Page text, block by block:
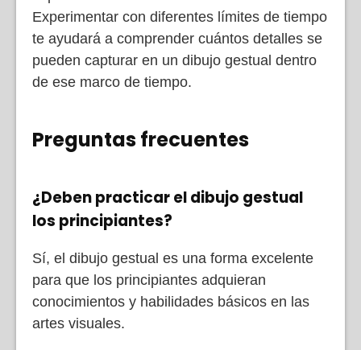
Experimentar con diferentes límites de tiempo
te ayudará a comprender cuántos detalles se
pueden capturar en un dibujo gestual dentro
de ese marco de tiempo.
Preguntas frecuentes
¿Deben practicar el dibujo gestual
los principiantes?
Sí, el dibujo gestual es una forma excelente
para que los principiantes adquieran
conocimientos y habilidades básicos en las
artes visuales.